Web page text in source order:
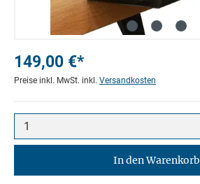
149,00 €*
Preise inkl. MwSt. inkl. Versandkosten
In den Warenkorb